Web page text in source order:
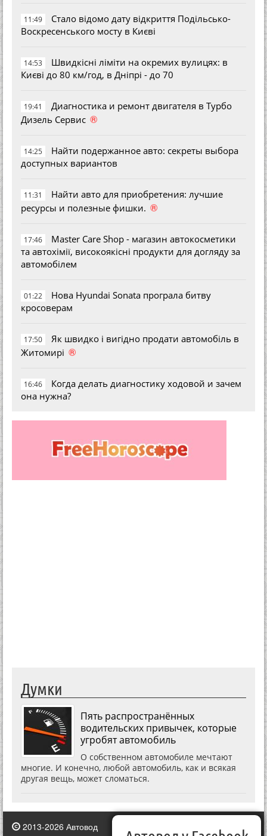
11:49
Стало відомо дату відкриття Подільсько-
Воскресенського мосту в Києві
14:53
Швидкісні ліміти на окремих вулицях: в
Києві до 80 км/год, в Дніпрі - до 70
19:41
Диагностика и ремонт двигателя в Турбо
Дизель Сервис ®
14:25
Найти подержанное авто: секреты выбора
доступных вариантов
11:31
Найти авто для приобретения: лучшие
ресурсы и полезные фишки. ®
17:46
Master Care Shop - магазин автокосметики
та автохімії, високоякісні продукти для догляду за
автомобілем
01:22
Нова Hyundai Sonata програла битву
кросоверам
17:50
Як швидко і вигідно продати автомобіль в
Житомирі ®
16:46
Когда делать диагностику ходовой и зачем
она нужна?
Думки
Пять распространённых
водительских привычек, которые
угробят автомобиль
О собственном автомобиле мечтают
многие. И конечно, любой автомобиль, как и всякая
другая вещь, может сломаться.
2013-2026 Автовод